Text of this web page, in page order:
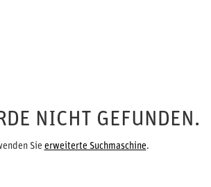
NICHT GEFUNDEN.
Sie erweiterte Suchmaschine.